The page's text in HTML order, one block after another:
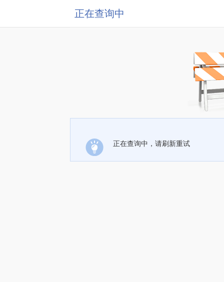
正在查询中
正在查询中，请刷新重试